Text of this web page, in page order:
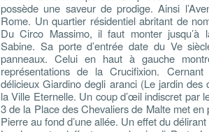
possède une saveur de prodige. Ainsi
Rome. Un quartier résidentiel abritant de
Du Circo Massimo, il faut monter jusqu’à
Sabine. Sa porte d’entrée date du Ve
panneaux. Celui en haut à gauche
représentations de la Crucifixion.
délicieux Giardino degli aranci (Le jardin
la Ville Eternelle. Un coup d’œil indiscret par
3 de la Place des Chevaliers de Malte met
Pierre au fond d’une allée. Un effet du